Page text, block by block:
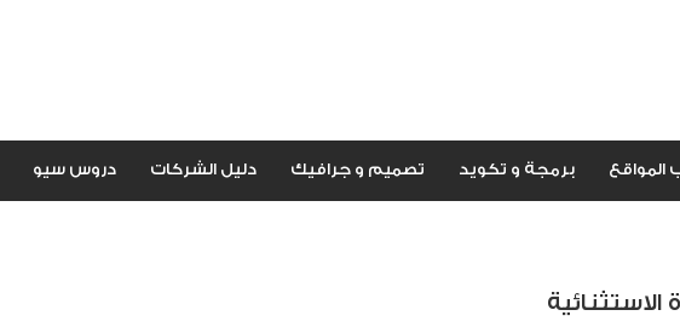
المواقع برمجة و تكويد تصميم و جرافيك دليل الشركات دروس سيو